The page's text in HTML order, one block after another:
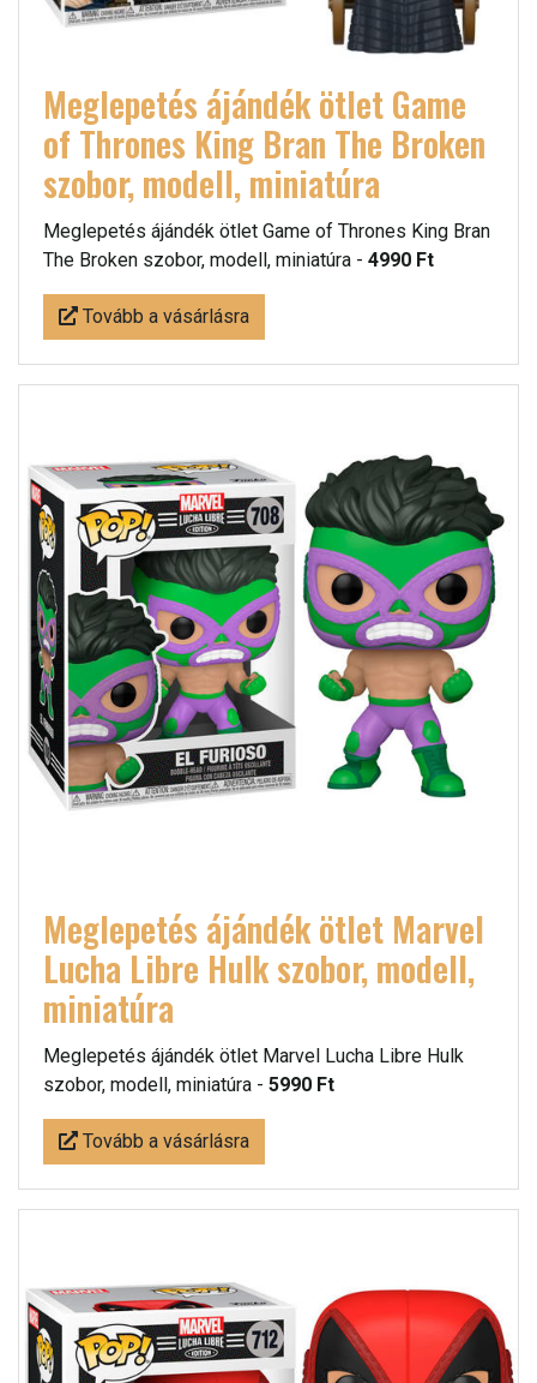
Meglepetés ájándék ötlet Game
of Thrones King Bran The Broken
szobor, modell, miniatúra
Meglepetés ájándék ötlet Game of Thrones King Bran
The Broken szobor, modell, miniatúra - 4990 Ft
Tovább a vásárlásra
Meglepetés ájándék ötlet Marvel
Lucha Libre Hulk szobor, modell,
miniatúra
Meglepetés ájándék ötlet Marvel Lucha Libre Hulk
szobor, modell, miniatúra - 5990 Ft
Tovább a vásárlásra